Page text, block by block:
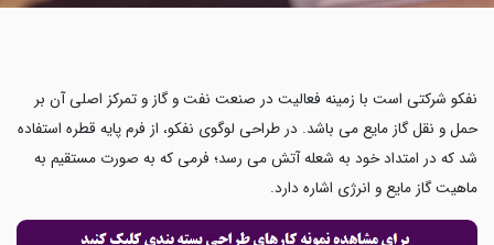
نفکو شرکتی است با زمینه فعالیت در صنعت نفت و گاز و تمرکز اصلی آن بر
حمل و نقل گاز مایع می باشد. در طراحی لوگوی نفکو، از فرم پایه قطره استفاده
شد که در امتداد خود به شعله آتش می رسد؛ فرمی که به صورت مستقیم به
ماهیت گاز مایع و انرژی اشاره دارد.